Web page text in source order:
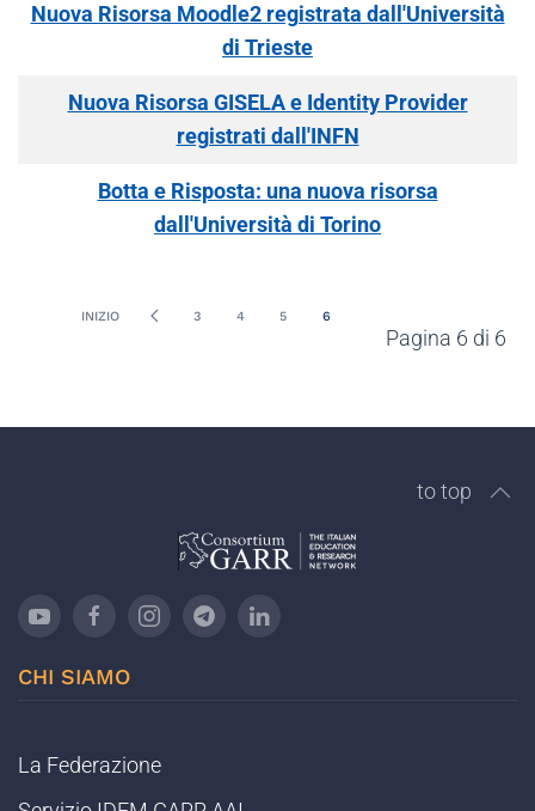
Nuova Risorsa Moodle2 registrata dall'Università
di Trieste
Nuova Risorsa GISELA e Identity Provider
registrati dall'INFN
Botta e Risposta: una nuova risorsa
dall'Università di Torino
Pagina 6 di 6
INIZIO 3 4 5 6
to top
CHI SIAMO
La Federazione